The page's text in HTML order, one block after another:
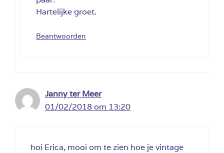
Hartelijke groet.
Beantwoorden
Janny ter Meer
01/02/2018 om 13:20
hoi Erica, mooi om te zien hoe je vintage